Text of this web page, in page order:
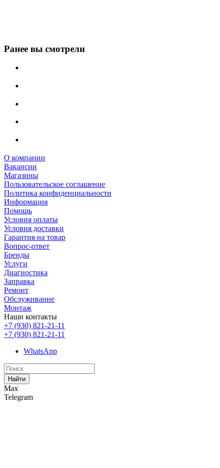
Ранее вы смотрели
О компании
Вакансии
Магазины
Пользовательское соглашение
Политика конфиденциальности
Информация
Помощь
Условия оплаты
Условия доставки
Гарантия на товар
Вопрос-ответ
Бренды
Услуги
Диагностика
Заправка
Ремонт
Обслуживание
Монтаж
Наши контакты
+7 (930) 821-21-11
+7 (930) 821-21-11
WhatsApp
Найти
Max
Telegram